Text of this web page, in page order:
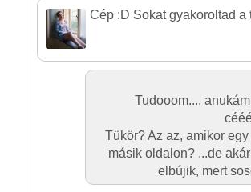
Cép :D Sokat gyakoroltad a
Tudooom...,
Tükör? Az az, amikor
másik oldalon? ...de
elbújik, mert